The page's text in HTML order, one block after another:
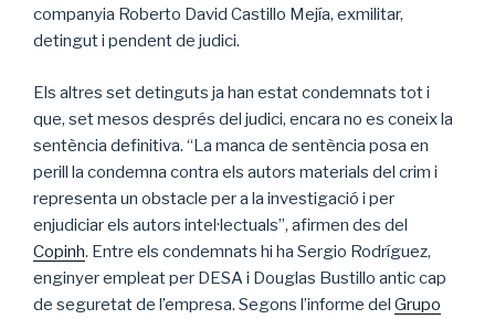
companyia Roberto David Castillo Mejía, exmilitar,
detingut i pendent de judici.
Els altres set detinguts ja han estat condemnats tot i
que, set mesos després del judici, encara no es coneix la
sentència definitiva. “La manca de sentència posa en
perill la condemna contra els autors materials del crim i
representa un obstacle per a la investigació i per
enjudiciar els autors intel·lectuals”, afirmen des del
Copinh. Entre els condemnats hi ha Sergio Rodríguez,
enginyer empleat per DESA i Douglas Bustillo antic cap
de seguretat de l’empresa. Segons l’informe del Grupo